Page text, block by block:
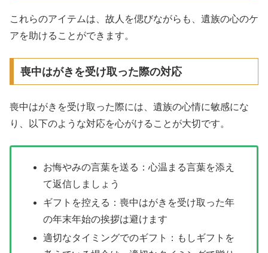
これらのアイテムは、故人を偲びながらも、遺族の心のケ
アを助けることができます。
喪中はがきを受け取った際の対応
喪中はがきを受け取った際には、遺族の心情に敏感にな
り、以下のような対応を心がけることが大切です。
お悔やみの言葉を送る：心温まる言葉を添え
て返信しましょう
ギフトを控える：喪中はがきを受け取った年
の年末年始の挨拶は避けます
適切なタイミングでのギフト：もしギフトを